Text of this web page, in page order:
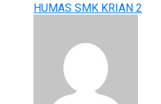
HUMAS SMK KRIAN 2